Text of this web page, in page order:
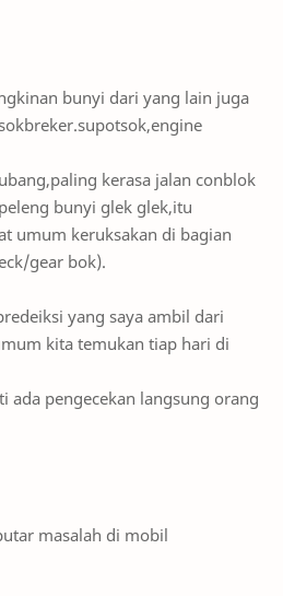
bunyi dari yang lain juga
kerasa jalan conblok
bunyi glek glek,itu
umum keruksakan di bagian
gear bok).
yang saya ambil dari
kita temukan tiap hari di
ada pengecekan langsung orang
masalah di mobil